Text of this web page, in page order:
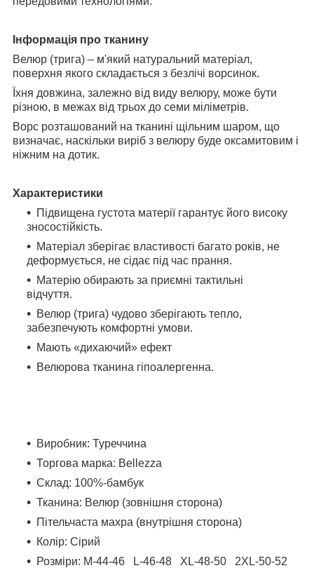
Інформація про тканину
Велюр (трига) – м'який натуральний матеріал,
поверхня якого складається з безлічі ворсинок.
Їхня довжина, залежно від виду велюру, може бути
різною, в межах від трьох до семи міліметрів.
Ворс розташований на тканині щільним шаром, що
визначає, наскільки виріб з велюру буде оксамитовим і
ніжним на дотик.
Характеристики
Підвищена густота матерії гарантує його високу
зносостійкість.
Матеріал зберігає властивості багато років, не
деформується, не сідає під час прання.
Матерію обирають за приємні тактильні
відчуття.
Велюр (трига) чудово зберігають тепло,
забезпечують комфортні умови.
Мають «дихаючий» ефект
Велюрова тканина гіпоалергенна.
Виробник: Туреччина
Торгова марка: Bellezza
Склад: 100%-бамбук
Тканина: Велюр (зовнішня сторона)
Пітельчаста махра (внутрішня сторона)
Колір: Ciрий
Розміри: M-44-46 L-46-48 XL-48-50 2XL-50-52